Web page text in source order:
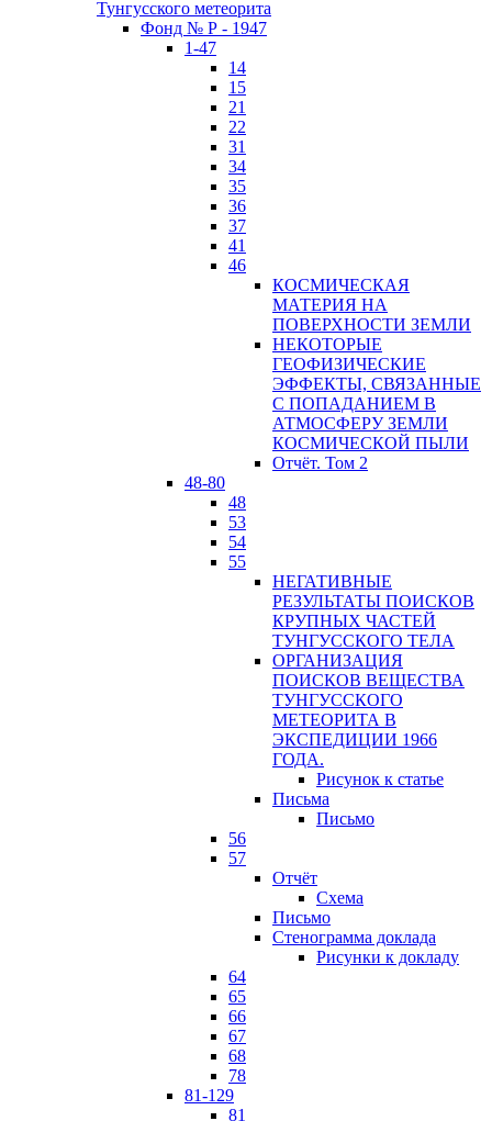
Тунгусского метеорита
Фонд № Р - 1947
1-47
14
15
21
22
31
34
35
36
37
41
46
КОСМИЧЕСКАЯ
МАТЕРИЯ НА
ПОВЕРХНОСТИ ЗЕМЛИ
НЕКОТОРЫЕ
ГЕОФИЗИЧЕСКИЕ
ЭФФЕКТЫ, СВЯЗАННЫЕ
С ПОПАДАНИЕМ В
АТМОСФЕРУ ЗЕМЛИ
КОСМИЧЕСКОЙ ПЫЛИ
Отчёт. Том 2
48-80
48
53
54
55
НЕГАТИВНЫЕ
РЕЗУЛЬТАТЫ ПОИСКОВ
КРУПНЫХ ЧАСТЕЙ
ТУНГУССКОГО ТЕЛА
ОРГАНИЗАЦИЯ
ПОИСКОВ ВЕЩЕСТВА
ТУНГУССКОГО
МЕТЕОРИТА В
ЭКСПЕДИЦИИ 1966
ГОДА.
Рисунок к статье
Письма
Письмо
56
57
Отчёт
Схема
Письмо
Стенограмма доклада
Рисунки к докладу
64
65
66
67
68
78
81-129
81